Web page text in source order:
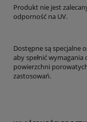
Produkt nie jest
odporność na UV.
Dostępne są specjalne
aby spełnić
powierzchni
zastosowań.